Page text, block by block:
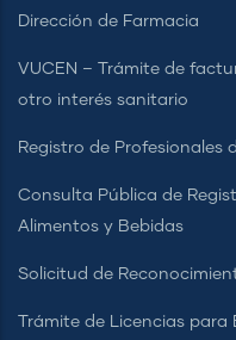
Dirección de Farmacia
VUCEN – Trámite de
otro interés sanitario
Registro de Profesionales
Consulta Pública de
Alimentos y Bebidas
Solicitud de
Trámite de Licencias